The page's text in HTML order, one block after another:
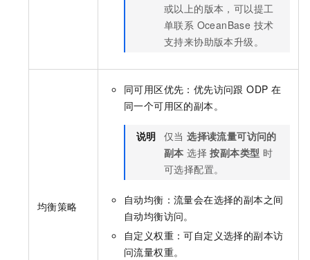
或以上的版本，可以提工
单联系 OceanBase 技术
支持来协助版本升级。
均衡策略
同可用区优先：优先访问跟 ODP 在
同一个可用区的副本。
说明 仅当选择读流量可访问的
副本 选择按副本类型 时
可选择配置。
自动均衡：流量会在选择的副本之间
自动均衡访问。
自定义权重：可自定义选择的副本访
问流量权重。